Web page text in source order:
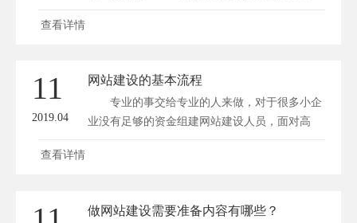
查看详情
11
2019.04
网站建设的基本流程
专业的事交给专业的人来做，对于很多小企
业没有足够的资金组建网站建设人员，面对高
成...
查看详情
做网站建设需要准备内容有哪些？